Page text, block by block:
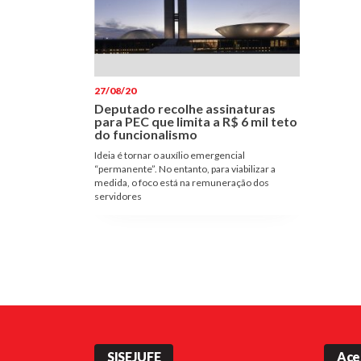
27/08/20
Deputado recolhe assinaturas
para PEC que limita a R$ 6 mil teto
do funcionalismo
Ideia é tornar o auxílio emergencial
“permanente”. No entanto, para viabilizar a
medida, o foco está na remuneração dos
servidores
SISEJUFE